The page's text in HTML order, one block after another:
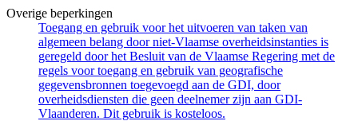
Overige beperkingen
Toegang en gebruik voor het uitvoeren van taken van
algemeen belang door niet-Vlaamse overheidsinstanties is
geregeld door het Besluit van de Vlaamse Regering met de
regels voor toegang en gebruik van geografische
gegevensbronnen toegevoegd aan de GDI, door
overheidsdiensten die geen deelnemer zijn aan GDI-
Vlaanderen. Dit gebruik is kosteloos.